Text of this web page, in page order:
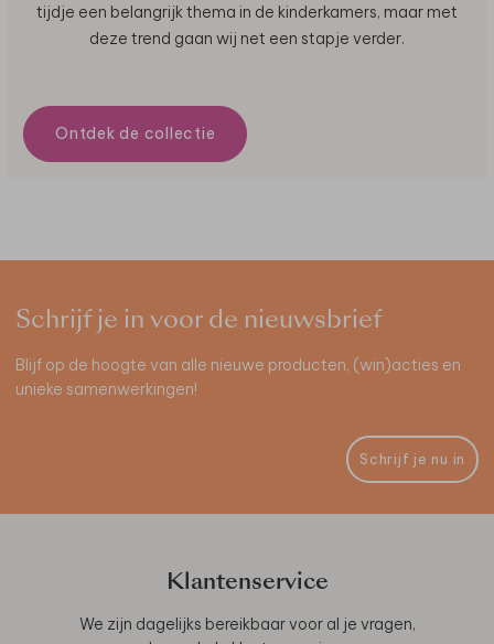
tijdje een belangrijk thema in de kinderkamers, maar met
deze trend gaan wij net een stapje verder.
Ontdek de collectie
Schrijf je in voor de nieuwsbrief
Blijf op de hoogte van alle nieuwe producten, (win)acties en
unieke samenwerkingen!
Schrijf je nu in
Klantenservice
We zijn dagelijks bereikbaar voor al je vragen,